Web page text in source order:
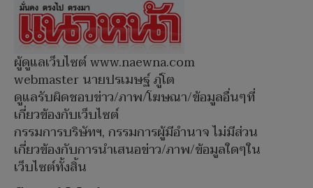
ผู้ดูแลเว็บไซต์ www.naewna.com
webmaster นายปรเมษฐ์ ภู่โต
ดูแลรับผิดชอบข่าว/ภาพ/โฆษณา/ข้อมูลอื่นๆที่
เกี่ยวข้องกับเว็บไซต์
กรรมการบริษัทฯ, กรรมการผู้มีอำนาจ ไม่มีส่วน
เกี่ยวข้องกับการนำเสนอข่าว/ภาพ/ข้อมูลใดๆใน
เว็บไซต์ทั้งสิ้น